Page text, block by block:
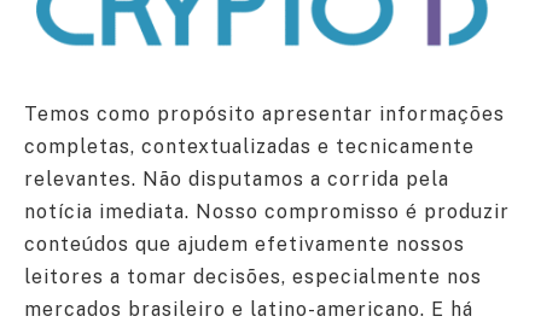
Temos como propósito apresentar informações
completas, contextualizadas e tecnicamente
relevantes. Não disputamos a corrida pela
notícia imediata. Nosso compromisso é produzir
conteúdos que ajudem efetivamente nossos
leitores a tomar decisões, especialmente nos
mercados brasileiro e latino-americano. E há